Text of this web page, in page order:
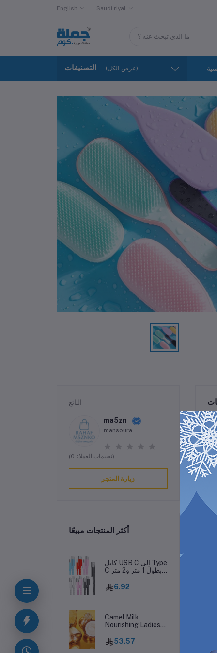
English Saudi riyal
التصنيفات (عرض الكل)
البائع
ma5zn
mansoura
(0 تقييمات العملاء)
زيارة المتجر
أكثر المنتجات مبيعًا
كابل USB C إلى Type
C بطول 1 متر و2 متر
قماش معدني مضفر
من النايلون من نوع C
S10 S20 S23 S24
Utral HTC LG
15pro
6.92
Camel Milk
Nourishing Ladies
Concealer
Moisturizing Anti-
53.57